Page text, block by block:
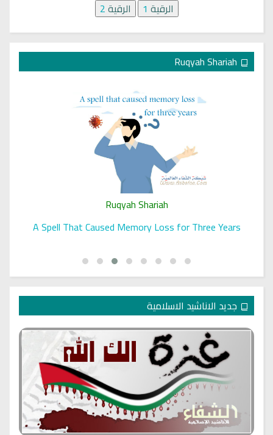
الرقية 1 الرقية2
Ruqyah Shariah
A Spell That Caused Memory Loss for Three Years
جديد الاناشيد الاسلامية